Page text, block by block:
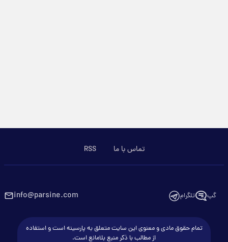
تماس با ما RSS
گپ تلگرام info@parsine.com
تمام حقوق مادی و معنوی این سایت متعلق به پارسینه است و استفاده
از مطالب با ذکر منبع بلامانع است.